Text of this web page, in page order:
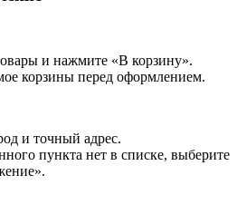
и нажмите «В корзину».
корзины перед оформлением.
и точный адрес.
пункта нет в списке, выберите